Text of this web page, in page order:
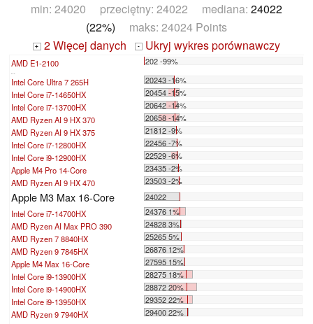
min: 24020 przeciętny: 24022 mediana: 24022
(22%) maks: 24024 Points
+ 2 Więcej danych - Ukryj wykres porównawczy
AMD E1-2100 202 -99%
...
Intel Core Ultra 7 265H
20243 -16%
Intel Core i7-14650HX
20454 -15%
Intel Core i7-13700HX
20642 -14%
AMD Ryzen AI 9 HX 370
20658 -14%
AMD Ryzen AI 9 HX 375
21812 -9%
Intel Core i7-12800HX
22456 -7%
Intel Core i9-12900HX
22529 -6%
Apple M4 Pro 14-Core
23435 -2%
AMD Ryzen AI 9 HX 470
23503 -2%
Apple M3 Max 16-Core
24022
Intel Core i7-14700HX
24376 1%
AMD Ryzen AI Max PRO 390
24828 3%
AMD Ryzen 7 8840HX
25265 5%
AMD Ryzen 9 7845HX
26876 12%
Apple M4 Max 16-Core
27595 15%
Intel Core i9-13900HX
28275 18%
Intel Core i9-14900HX
28872 20%
Intel Core i9-13950HX
29352 22%
AMD Ryzen 9 7940HX
29400 22%